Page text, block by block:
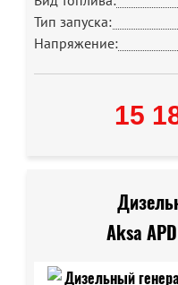
Тип запуска:
Напряжение:
15
Aksa